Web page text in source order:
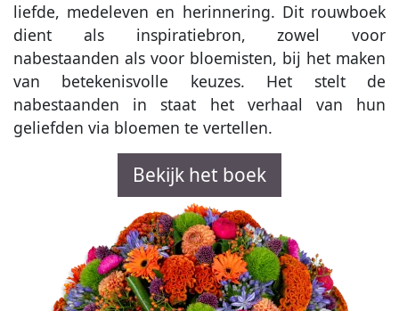
liefde, medeleven en herinnering. Dit rouwboek
dient als inspiratiebron, zowel voor
nabestaanden als voor bloemisten, bij het maken
van betekenisvolle keuzes. Het stelt de
nabestaanden in staat het verhaal van hun
geliefden via bloemen te vertellen.
Bekijk het boek